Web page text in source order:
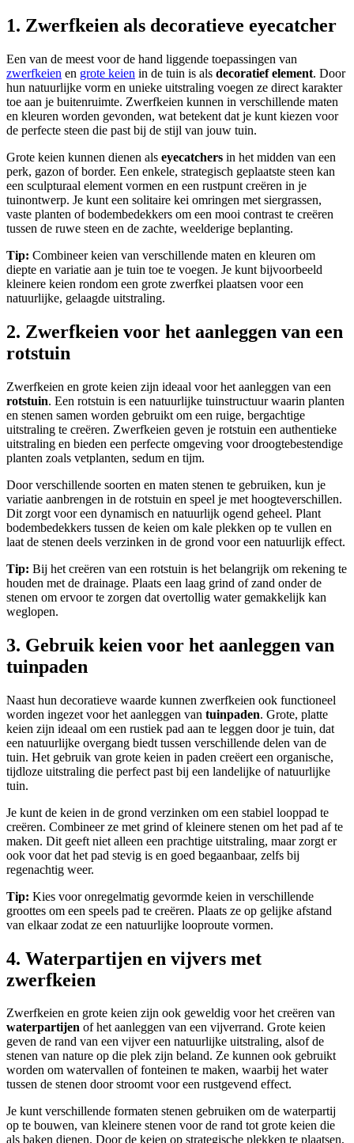
1. Zwerfkeien als decoratieve eyecatcher
Een van de meest voor de hand liggende toepassingen van
zwerfkeien en grote keien in de tuin is als decoratief element. Door
hun natuurlijke vorm en unieke uitstraling voegen ze direct karakter
toe aan je buitenruimte. Zwerfkeien kunnen in verschillende maten
en kleuren worden gevonden, wat betekent dat je kunt kiezen voor
de perfecte steen die past bij de stijl van jouw tuin.
Grote keien kunnen dienen als eyecatchers in het midden van een
perk, gazon of border. Een enkele, strategisch geplaatste steen kan
een sculpturaal element vormen en een rustpunt creëren in je
tuinontwerp. Je kunt een solitaire kei omringen met siergrassen,
vaste planten of bodembedekkers om een mooi contrast te creëren
tussen de ruwe steen en de zachte, weelderige beplanting.
Tip: Combineer keien van verschillende maten en kleuren om
diepte en variatie aan je tuin toe te voegen. Je kunt bijvoorbeeld
kleinere keien rondom een grote zwerfkei plaatsen voor een
natuurlijke, gelaagde uitstraling.
2. Zwerfkeien voor het aanleggen van een
rotstuin
Zwerfkeien en grote keien zijn ideaal voor het aanleggen van een
rotstuin. Een rotstuin is een natuurlijke tuinstructuur waarin planten
en stenen samen worden gebruikt om een ruige, bergachtige
uitstraling te creëren. Zwerfkeien geven je rotstuin een authentieke
uitstraling en bieden een perfecte omgeving voor droogtebestendige
planten zoals vetplanten, sedum en tijm.
Door verschillende soorten en maten stenen te gebruiken, kun je
variatie aanbrengen in de rotstuin en speel je met hoogteverschillen.
Dit zorgt voor een dynamisch en natuurlijk ogend geheel. Plant
bodembedekkers tussen de keien om kale plekken op te vullen en
laat de stenen deels verzinken in de grond voor een natuurlijk effect.
Tip: Bij het creëren van een rotstuin is het belangrijk om rekening te
houden met de drainage. Plaats een laag grind of zand onder de
stenen om ervoor te zorgen dat overtollig water gemakkelijk kan
weglopen.
3. Gebruik keien voor het aanleggen van
tuinpaden
Naast hun decoratieve waarde kunnen zwerfkeien ook functioneel
worden ingezet voor het aanleggen van tuinpaden. Grote, platte
keien zijn ideaal om een rustiek pad aan te leggen door je tuin, dat
een natuurlijke overgang biedt tussen verschillende delen van de
tuin. Het gebruik van grote keien in paden creëert een organische,
tijdloze uitstraling die perfect past bij een landelijke of natuurlijke
tuin.
Je kunt de keien in de grond verzinken om een stabiel looppad te
creëren. Combineer ze met grind of kleinere stenen om het pad af te
maken. Dit geeft niet alleen een prachtige uitstraling, maar zorgt er
ook voor dat het pad stevig is en goed begaanbaar, zelfs bij
regenachtig weer.
Tip: Kies voor onregelmatig gevormde keien in verschillende
groottes om een speels pad te creëren. Plaats ze op gelijke afstand
van elkaar zodat ze een natuurlijke looproute vormen.
4. Waterpartijen en vijvers met
zwerfkeien
Zwerfkeien en grote keien zijn ook geweldig voor het creëren van
waterpartijen of het aanleggen van een vijverrand. Grote keien
geven de rand van een vijver een natuurlijke uitstraling, alsof de
stenen van nature op die plek zijn beland. Ze kunnen ook gebruikt
worden om watervallen of fonteinen te maken, waarbij het water
tussen de stenen door stroomt voor een rustgevend effect.
Je kunt verschillende formaten stenen gebruiken om de waterpartij
op te bouwen, van kleinere stenen voor de rand tot grote keien die
als baken dienen. Door de keien op strategische plekken te plaatsen,